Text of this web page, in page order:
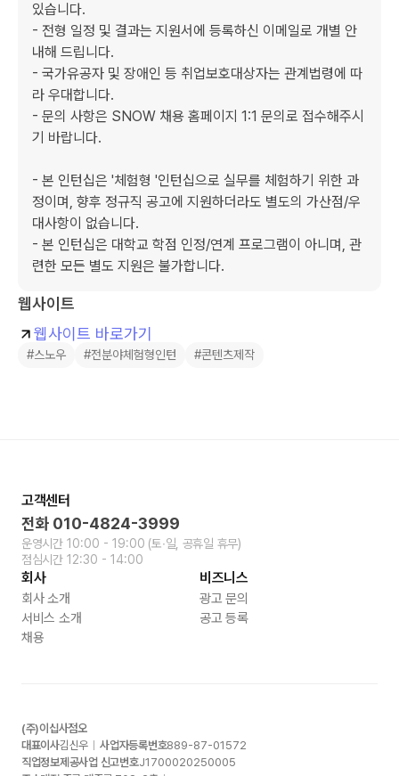
있습니다.
- 전형 일정 및 결과는 지원서에 등록하신 이메일로 개별 안
내해 드립니다.
- 국가유공자 및 장애인 등 취업보호대상자는 관계법령에 따
라 우대합니다.
- 문의 사항은 SNOW 채용 홈페이지 1:1 문의로 접수해주시
기 바랍니다.
- 본 인턴십은 '체험형 '인턴십으로 실무를 체험하기 위한 과
정이며, 향후 정규직 공고에 지원하더라도 별도의 가산점/우
대사항이 없습니다.
- 본 인턴십은 대학교 학점 인정/연계 프로그램이 아니며, 관
웹사이트
웹사이트 바로가기
#스노우 #전분야체험형인턴 #콘텐츠제작
고객센터
전화 010-4824-3999
운영시간 10:00 - 19:00 (토∙일, 공휴일 휴무)
점심시간 12:30 - 14:00
회사
회사 소개
서비스 소개
채용
비즈니스
광고 문의
공고 등록
(주)이십사점오
대표이사김신우 사업자등록번호889-87-01572
직업정보제공사업 신고번호J1700020250005